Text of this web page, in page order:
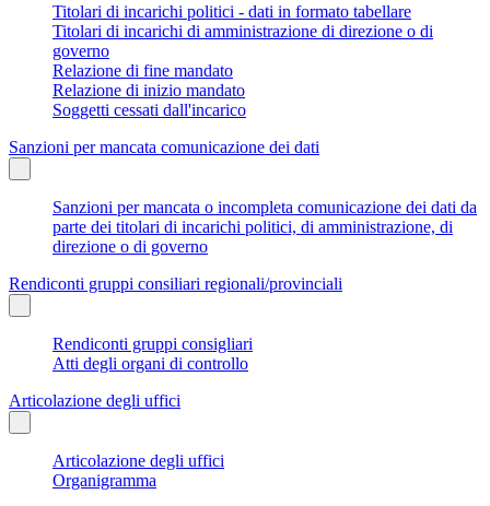
Titolari di incarichi politici - dati in formato tabellare
Titolari di incarichi di amministrazione di direzione o di
governo
Relazione di fine mandato
Relazione di inizio mandato
Soggetti cessati dall'incarico
Sanzioni per mancata comunicazione dei dati
Sanzioni per mancata o incompleta comunicazione dei dati da
parte dei titolari di incarichi politici, di amministrazione, di
direzione o di governo
Rendiconti gruppi consiliari regionali/provinciali
Rendiconti gruppi consigliari
Atti degli organi di controllo
Articolazione degli uffici
Articolazione degli uffici
Organigramma